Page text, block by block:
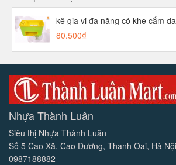
kệ gia vị đa năng có khe cắm
80.500₫
Nhựa Thành Luân
Siêu thị Nhựa Thành Luân
Số 5 Cao Xã, Cao Dương, Thanh Oai, Hà Nội
0987188882